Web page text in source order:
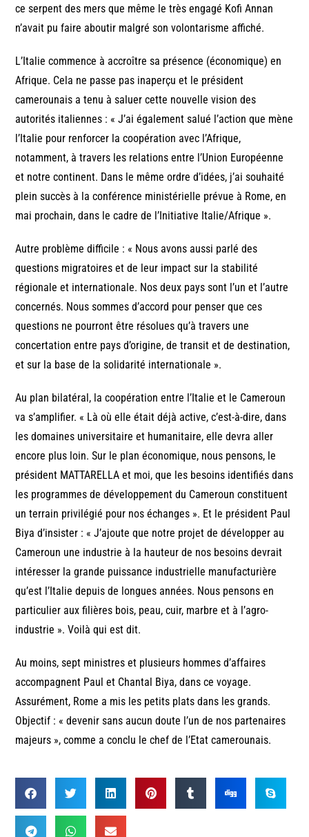
ce serpent des mers que même le très engagé Kofi Annan
n’avait pu faire aboutir malgré son volontarisme affiché.
L’Italie commence à accroître sa présence (économique) en
Afrique. Cela ne passe pas inaperçu et le président
camerounais a tenu à saluer cette nouvelle vision des
autorités italiennes : « J’ai également salué l’action que mène
l’Italie pour renforcer la coopération avec l’Afrique,
notamment, à travers les relations entre l’Union Européenne
et notre continent. Dans le même ordre d’idées, j’ai souhaité
plein succès à la conférence ministérielle prévue à Rome, en
mai prochain, dans le cadre de l’Initiative Italie/Afrique ».
Autre problème difficile : « Nous avons aussi parlé des
questions migratoires et de leur impact sur la stabilité
régionale et internationale. Nos deux pays sont l’un et l’autre
concernés. Nous sommes d’accord pour penser que ces
questions ne pourront être résolues qu’à travers une
concertation entre pays d’origine, de transit et de destination,
et sur la base de la solidarité internationale ».
Au plan bilatéral, la coopération entre l’Italie et le Cameroun
va s’amplifier. « Là où elle était déjà active, c’est-à-dire, dans
les domaines universitaire et humanitaire, elle devra aller
encore plus loin. Sur le plan économique, nous pensons, le
président MATTARELLA et moi, que les besoins identifiés dans
les programmes de développement du Cameroun constituent
un terrain privilégié pour nos échanges ». Et le président Paul
Biya d’insister : « J’ajoute que notre projet de développer au
Cameroun une industrie à la hauteur de nos besoins devrait
intéresser la grande puissance industrielle manufacturière
qu’est l’Italie depuis de longues années. Nous pensons en
particulier aux filières bois, peau, cuir, marbre et à l’agro-
industrie ». Voilà qui est dit.
Au moins, sept ministres et plusieurs hommes d’affaires
accompagnent Paul et Chantal Biya, dans ce voyage.
Assurément, Rome a mis les petits plats dans les grands.
Objectif : « devenir sans aucun doute l’un de nos partenaires
majeurs », comme a conclu le chef de l’Etat camerounais.